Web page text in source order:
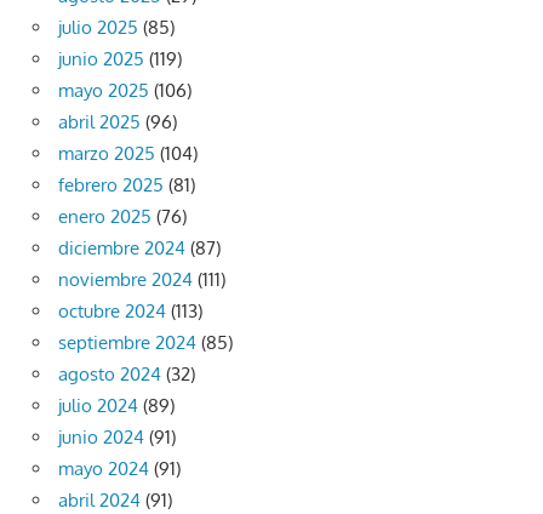
julio 2025 (85)
junio 2025 (119)
mayo 2025 (106)
abril 2025 (96)
marzo 2025 (104)
febrero 2025 (81)
enero 2025 (76)
diciembre 2024 (87)
noviembre 2024 (111)
octubre 2024 (113)
septiembre 2024 (85)
agosto 2024 (32)
julio 2024 (89)
junio 2024 (91)
mayo 2024 (91)
abril 2024 (91)